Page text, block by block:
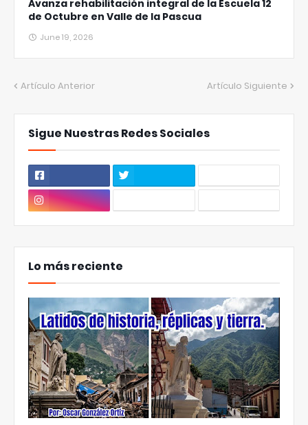
Avanza rehabilitación integral de la Escuela 12
de Octubre en Valle de la Pascua
June 19, 2026
Artículo Anterior Artículo Siguiente
Sigue Nuestras Redes Sociales
Lo más reciente